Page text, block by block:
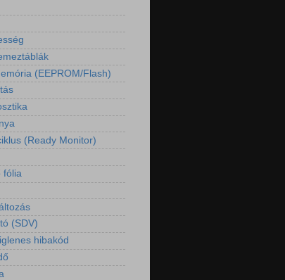
(EEPROM/Flash)
(Ready Monitor)
fólia
(SDV)
hibakód